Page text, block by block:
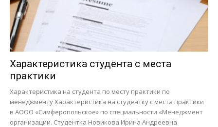
Характеристика студента с места
практики
Характеристика на студента по месту практики по
менеджменту Характеристика на студентку с места практики
в АООО «Симферопольское» по специальности «Менеджмент
организации. Студентка Новикова Ирина Андреевна